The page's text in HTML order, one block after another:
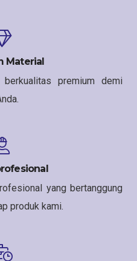
Material
berkualitas premium demi
yang bertanggung
produk kami.